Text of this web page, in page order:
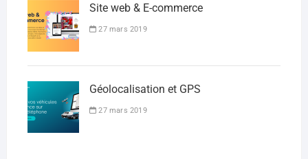
Site web & E-commerce
27 mars 2019
Géolocalisation et GPS
27 mars 2019